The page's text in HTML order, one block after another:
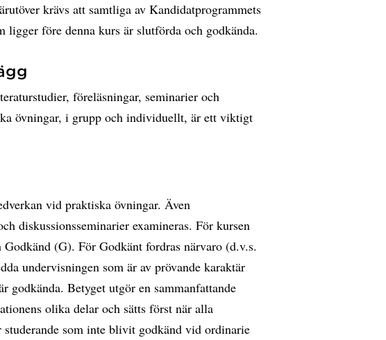
krävs att samtliga av Kandidatprogrammets
före denna kurs är slutförda och godkända.
föreläsningar, seminarier och
övningar, i grupp och individuellt, är ett viktigt
vid praktiska övningar. Även
diskussionsseminarier examineras. För kursen
(G). För Godkänt fordras närvaro (d.v.s.
undervisningen som är av prövande karaktär
godkända. Betyget utgör en sammanfattande
olika delar och sätts först när alla
som inte blivit godkänd vid ordinarie